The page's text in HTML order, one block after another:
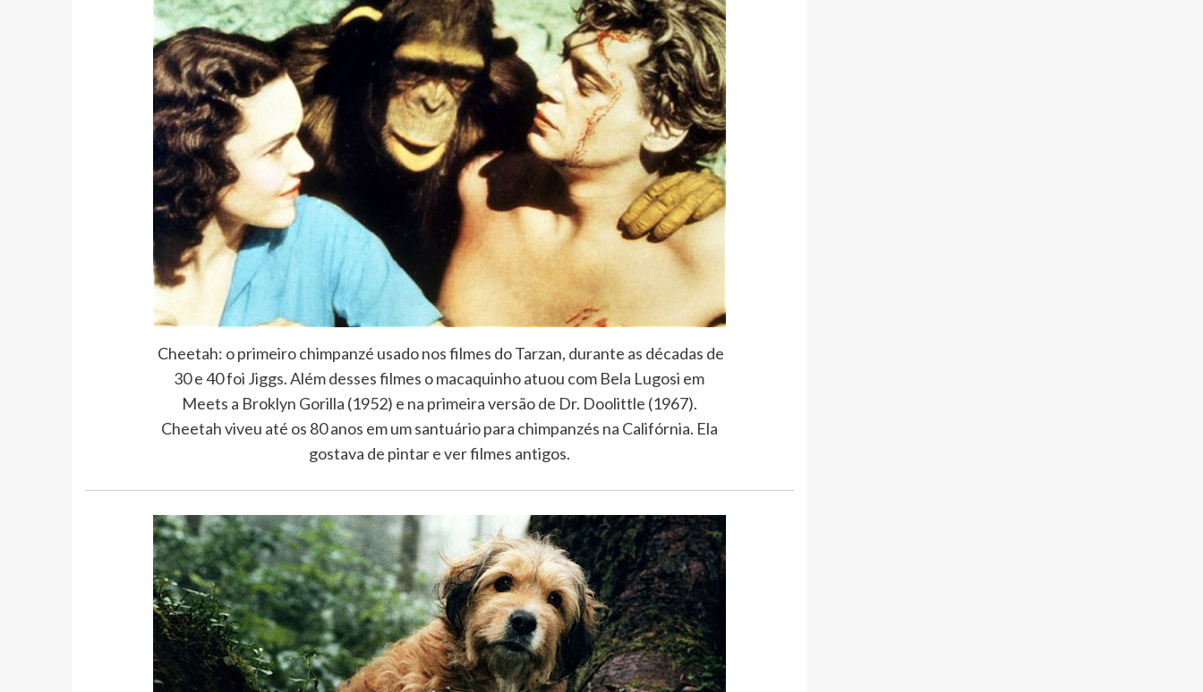
Cheetah: o primeiro chimpanzé usado nos filmes do Tarzan, durante as décadas de
30 e 40 foi Jiggs. Além desses filmes o macaquinho atuou com Bela Lugosi em
Meets a Broklyn Gorilla (1952) e na primeira versão de Dr. Doolittle (1967).
Cheetah viveu até os 80 anos em um santuário para chimpanzés na Califórnia. Ela
gostava de pintar e ver filmes antigos.